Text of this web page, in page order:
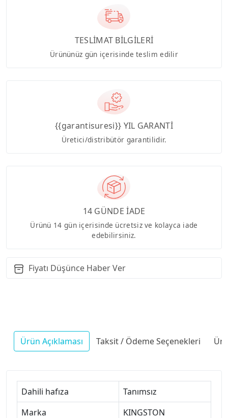
TESLİMAT BİLGİLERİ
Ürününüz gün içerisinde teslim edilir
{{garantisuresi}} YIL GARANTİ
Üretici/distribütör garantilidir.
14 GÜNDE İADE
Ürünü 14 gün içerisinde ücretsiz ve kolayca iade
edebilirsiniz.
Fiyatı Düşünce Haber Ver
Ürün Açıklaması Taksit / Ödeme Seçenekleri
Dahili hafıza
Tanımsız
Marka
KINGSTON